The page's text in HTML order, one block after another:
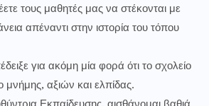
τους μαθητές μας να στέκονται με
απέναντι στην ιστορία του τόπου
για ακόμη μία φορά ότι το σχολείο
μνήμης, αξιών και ελπίδας.